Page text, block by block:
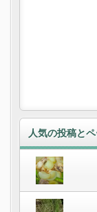
人気の投稿と